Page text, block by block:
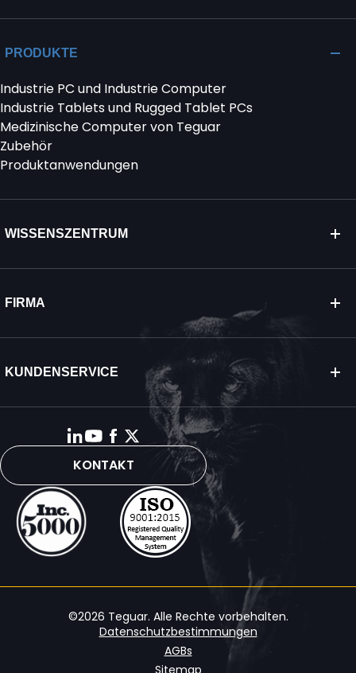
PRODUKTE
Industrie PC und Industrie Computer
Industrie Tablets und Rugged Tablet PCs
Medizinische Computer von Teguar
Zubehör
Produktanwendungen
WISSENSZENTRUM
FIRMA
KUNDENSERVICE
KONTAKT
©2026 Teguar. Alle Rechte vorbehalten.
Datenschutzbestimmungen
AGBs